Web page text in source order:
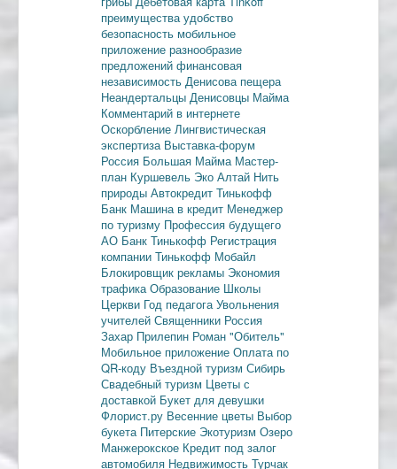
преимущества удобство
безопасность мобильное
приложение разнообразие
предложений финансовая
независимость Денисова пещера
Неандертальцы Денисовцы Майма
Комментарий в интернете
Оскорбление Лингвистическая
экспертиза Выставка-форум
Россия Большая Майма Мастер-
план Куршевель Эко Алтай Нить
природы Автокредит Тинькофф
Банк Машина в кредит Менеджер
по туризму Профессия будущего
АО Банк Тинькофф Регистрация
компании Тинькофф Мобайл
Блокировщик рекламы Экономия
трафика Образование Школы
Церкви Год педагога Увольнения
учителей Священники Россия
Захар Прилепин Роман "Обитель"
Мобильное приложение Оплата по
QR-коду Въездной туризм Сибирь
Свадебный туризм Цветы с
доставкой Букет для девушки
Флорист.ру Весенние цветы Выбор
букета Питерские Экотуризм Озеро
Манжерокское Кредит под залог
автомобиля Недвижимость Турчак